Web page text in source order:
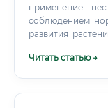
применение
соблюдением
развития
Читать статью →